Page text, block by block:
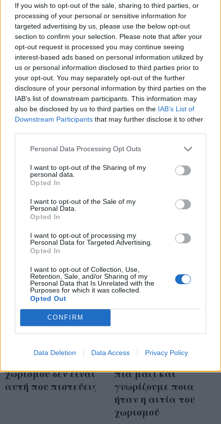
If you wish to opt-out of the sale, sharing to third parties, or
processing of your personal or sensitive information for
targeted advertising by us, please use the below opt-out
section to confirm your selection. Please note that after your
opt-out request is processed you may continue seeing
interest-based ads based on personal information utilized by
us or personal information disclosed to third parties prior to
your opt-out. You may separately opt-out of the further
disclosure of your personal information by third parties on the
IAB’s list of downstream participants. This information may
also be disclosed by us to third parties on the IAB’s List of
Downstream Participants that may further disclose it to other
Personal Data Processing Opt Outs
I want to opt-out of the Sharing of my
personal data.
Opted In
I want to opt-out of the Sale of my
Personal Data.
Opted In
I want to opt-out of processing my
Personal Data for Targeted Advertising.
Opted In
I want to opt-out of Collection, Use,
Retention, Sale, and/or Sharing of my
Personal Data that Is Unrelated with the
Purposes for which it was collected.
Opted Out
CONFIRM
Data Deletion Data Access Privacy Policy
πρώτη εμφάνιση
μετά τον χωρισμό
ήταν πιο σέξι από
Η γυναίκα που
φημολογείται πως
«έκλεψε» τον Jamie
Foxx από την Katie
απάντηση
Katie Holmes-Jamie
χωρισμού δεν είναι
αυτή που πιστεύεις
H Katie Holmes και ο
Jamie Foxx δεν είναι
πια μαζί και
γνωρίζουμε ποια
ήταν η αιτία του
χωρισμού